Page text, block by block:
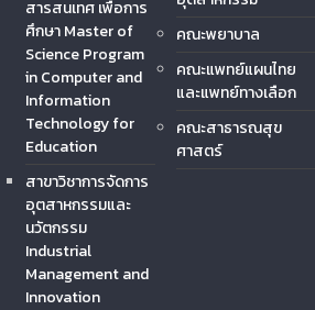
สารสนเทศ เพื่อการ
ศึกษา Master of
Science Program
in Computer and
Information
Technology for
Education
สาขาวิชาการจัดการ
อุตสาหกรรมและ
นวัตกรรม
Industrial
Management and
Innovation
คณะพยาบาล
คณะแพทย์แผนไทย
และแพทย์ทางเลือก
คณะสาธารณสุข
ศาสตร์